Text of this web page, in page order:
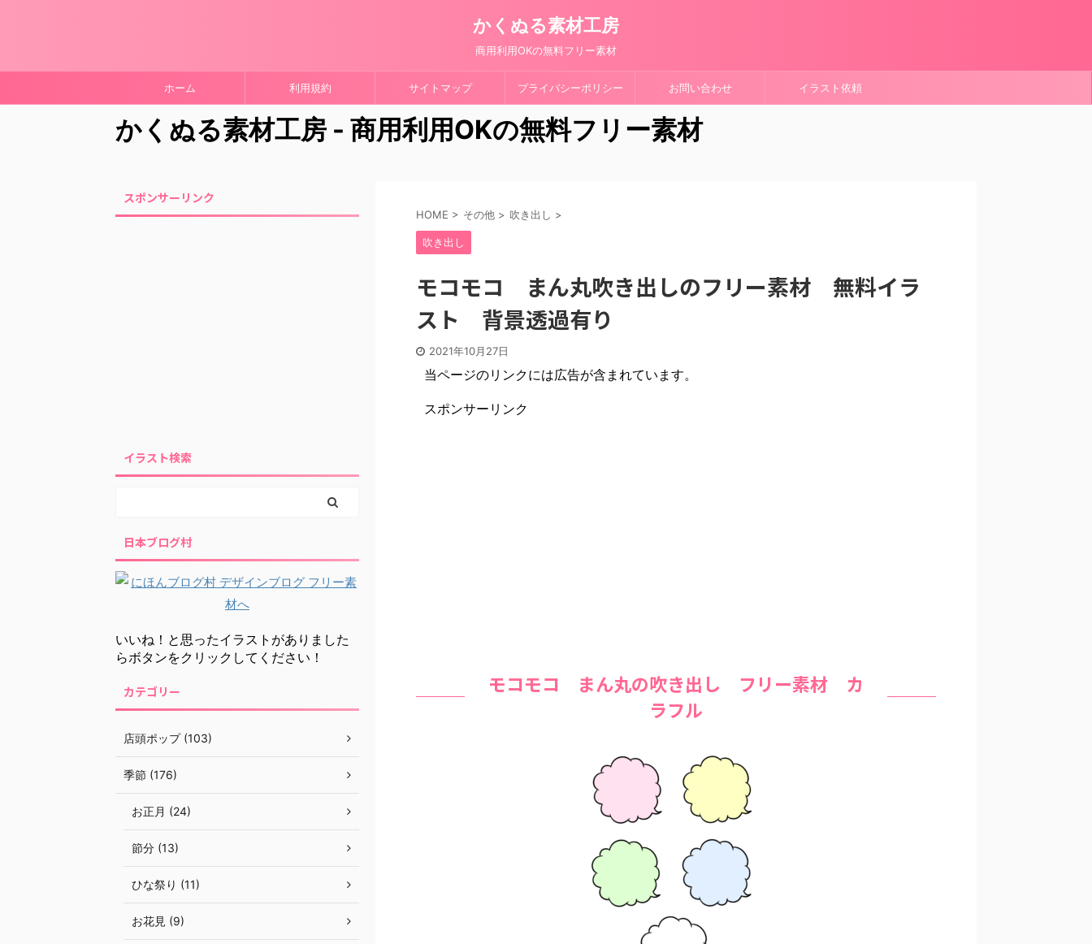
かくぬる素材工房
商用利用OKの無料フリー素材
ホーム 利用規約 サイトマップ プライバシーポリシー お問い合わせ イラスト依頼
かくぬる素材工房 - 商用利用OKの無料フリー素材
HOME > その他 > 吹き出し >
吹き出し
モコモコ まん丸吹き出しのフリー素材 無料イラ
スト 背景透過有り
2021年10月27日
当ページのリンクには広告が含まれています。
スポンサーリンク
モコモコ まん丸の吹き出し フリー素材 カ
ラフル
スポンサーリンク
イラスト検索
日本ブログ村
いいね！と思ったイラストがありました
らボタンをクリックしてください！
カテゴリー
店頭ポップ (103)
季節 (176)
お正月 (24)
節分 (13)
ひな祭り (11)
お花見 (9)